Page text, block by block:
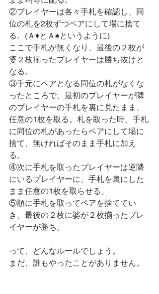
②プレイヤーは各々手札を確認し、同
位の札を2枚ずつペアにして場に捨て
る。(Ａ♦とＡ♠というように)
ここで手札が無くなり、最後の２枚が
婆２枚揃ったプレイヤーは勝ち抜けと
なる。
③手元にペアとなる同位の札がなくな
ったところで、最初のプレイヤーが隣
のプレイヤーの手札を裏に見たまま、
任意の1枚を取る。札を取った時、手札
に同位の札があったらペアにして場に
捨て、無ければそのまま手札に加え
る。
④次に手札を取ったプレイヤーは逆隣
にいるプレイヤーに、手札を裏にした
まま任意の1枚を取らせる。
⑤順に手札を取ってペアを捨ててい
き、最後の２枚に婆が２枚揃ったプレ
イヤーが勝ち。
って、どんなルールでしょう。
まだ、誰もやったことがありません。